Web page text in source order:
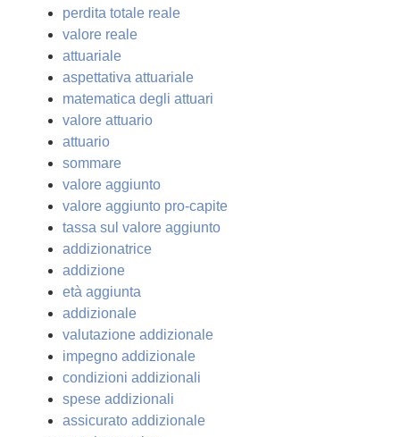
perdita totale reale
valore reale
attuariale
aspettativa attuariale
matematica degli attuari
valore attuario
attuario
sommare
valore aggiunto
valore aggiunto pro-capite
tassa sul valore aggiunto
addizionatrice
addizione
età aggiunta
addizionale
valutazione addizionale
impegno addizionale
condizioni addizionali
spese addizionali
assicurato addizionale